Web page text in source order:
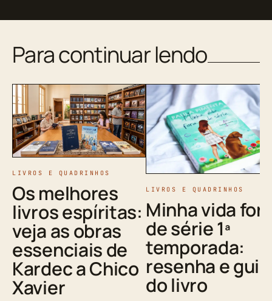
Para continuar lendo
LIVROS E QUADRINHOS
Os melhores
livros espíritas:
veja as obras
essenciais de
Kardec a Chico
Xavier
LIVROS E QUADRINHOS
Minha vida
de série 1ª
temporada:
resenha e guia
do livro